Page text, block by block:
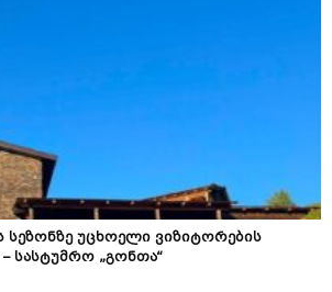
სეზონზე უცხოელი ვიზიტორების
სასტუმრო „გონთა“